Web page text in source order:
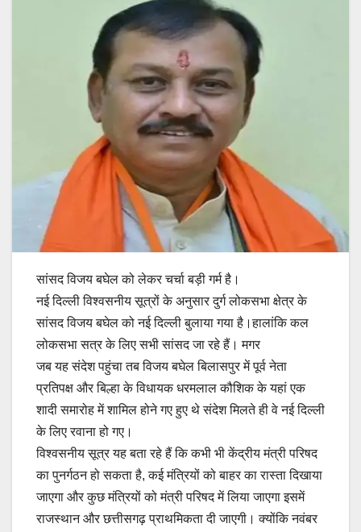
सांसद विजय बघेल को लेकर चर्चा बड़ी गर्म है।
नई दिल्ली विश्वसनीय सूत्रों के अनुसार दुर्ग लोकसभा क्षेत्र के
सांसद विजय बघेल को नई दिल्ली बुलाया गया है।हालांकि कल
लोकसभा सत्र के लिए सभी सांसद जा रहे हैं। मगर
जब यह संदेश पहुंचा तब विजय बघेल बिलासपुर में पूर्व नेता
प्रतिपक्ष और बिल्हा के विधायक धरमलाल कौशिक के यहां एक
शादी समारोह में शामिल होने गए हुए थे संदेश मिलते ही वे नई दिल्ली
के लिए रवाना हो गए।
विश्वसनीय सूत्र यह बता रहे हैं कि कभी भी केंद्रीय मंत्री परिषद
का पुनर्गठन हो सकता है, कई मंत्रियों को बाहर का रास्ता दिखाया
जाएगा और कुछ मंत्रियों को मंत्री परिषद में लिया जाएगा इसमें
राजस्थान और छत्तीसगढ़ प्राथमिकता दी जाएगी। क्योंकि नवंबर